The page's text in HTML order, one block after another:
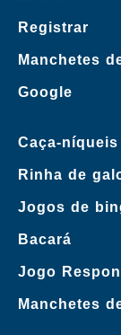
Registrar
Manchetes
Google
Caça-níqueis
Rinha de
Jogos de
Bacará
Jogo
Manchetes